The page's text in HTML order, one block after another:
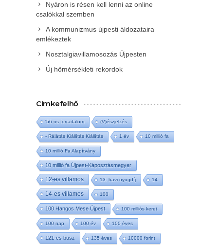
Nyáron is résen kell lenni az online
csalókkal szemben
A kommunizmus újpesti áldozataira
emlékeztek
Nosztalgiavillamosozás Újpesten
Új hőmérsékleti rekordok
Címkefelhő
'56-os forradalom (V)észjelzés
- Rálátás Kiállítás Kiállítás 1 év 10 millió fa
10 millió Fa Alapítvány
10 millió fa Újpest-Káposztásmegyer
12-es villamos 13. havi nyugdíj 14
14-es villamos 100
100 Hangos Mese Újpest 100 milliós keret
100 nap 100 év 100 éves
121-es busz 135 éves 10000 forint